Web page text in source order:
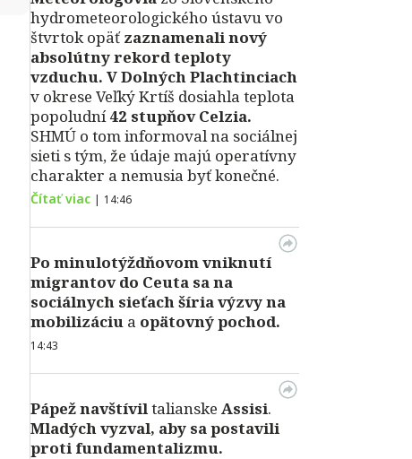
hydrometeorologického ústavu vo
štvrtok opäťzaznamenali nový
absolútny rekord teploty
vzduchu. V Dolných Plachtinciach
v okrese Veľký Krtíš dosiahla teplota
popoludní42 stupňov Celzia.
SHMÚ o tom informoval na sociálnej
sieti s tým, že údaje majú operatívny
charakter a nemusia byť konečné.
Čítať viac | 14:46
Po minulotýždňovom vniknutí
migrantov do Ceuta sa na
sociálnych sieťach šíria výzvy na
mobilizáciu a opätovný pochod.
14:43
Pápežnavštíviltalianske Assisi.
Mladých vyzval, aby sa postavili
proti fundamentalizmu.